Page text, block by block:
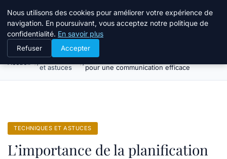
Bible Telemarketing
Techniques
et astuces
L’importance de la planification des appels
pour une communication efficace
TECHNIQUES ET ASTUCES
L’importance de la planification
Nous utilisons des cookies pour améliorer votre expérience de
navigation. En poursuivant, vous acceptez notre politique de
confidentialité. En savoir plus
Refuser Accepter